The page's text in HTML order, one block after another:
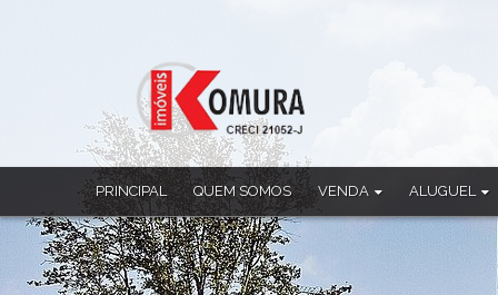
PRINCIPAL QUEM SOMOS VENDA
Casa Comercial
ALUGUEL
Casa